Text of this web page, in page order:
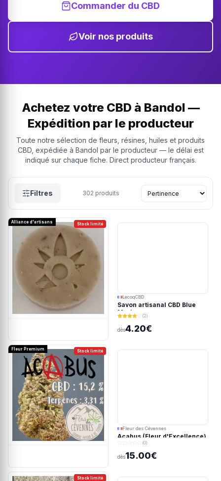
Commander du CBD
Voir nos produits
Achetez votre CBD à Bandol —
Expédition par le producteur
Toute notre sélection de fleurs, résines, huiles et produits
CBD, expédiée à Bandol par le producteur — le délai est
indiqué sur chaque fiche. Direct producteur français.
Filtres 302 produits
Stock limité
Alliance d'artisans
LecoqCBD
Savon artisanal CBD Blue
Meringue
(2)
dès4.20€
Stock limité
Fleur Premium
Fleur des Cévennes
Acabus (Fleur d'Excellence)
(0)
dès15.00€
Stock limité